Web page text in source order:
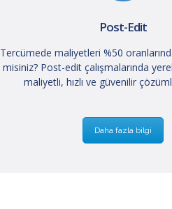
Post-Edit
Tercümede maliyetleri %50
misiniz? Post-edit çalışmalarında
maliyetli, hızlı ve güvenilir
Daha fazla bilgi